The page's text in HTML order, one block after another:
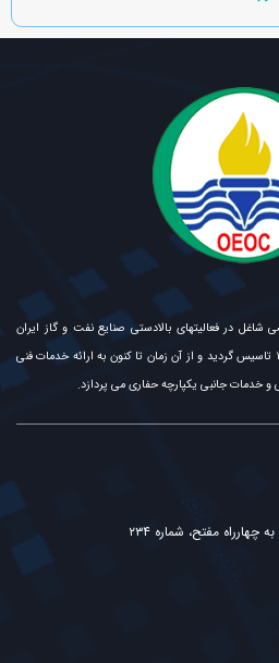
در فعالیتهای بالادستی صنایع نفت و گاز ایران
شناخته می شود. این شرکت در سال ۱۳۷۷ تاسیس گردید و از آن زمان تا کنون به ارائه خدمات فنی
خدمات جانبی یکپارچه حفاری می پردازد.
چهارراه مفتح، شماره ۲۳۴